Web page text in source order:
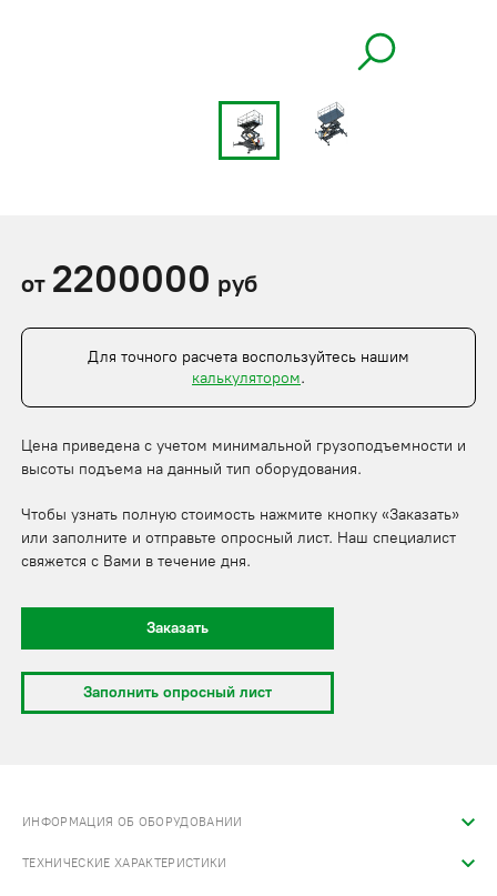
от 2200000 руб
Для точного расчета воспользуйтесь нашим
калькулятором.
Цена приведена с учетом минимальной грузоподъемности и
высоты подъема на данный тип оборудования.
Чтобы узнать полную стоимость нажмите кнопку «Заказать»
или заполните и отправьте опросный лист. Наш специалист
свяжется с Вами в течение дня.
Заказать
Заполнить опросный лист
ИНФОРМАЦИЯ ОБ ОБОРУДОВАНИИ
ТЕХНИЧЕСКИЕ ХАРАКТЕРИСТИКИ